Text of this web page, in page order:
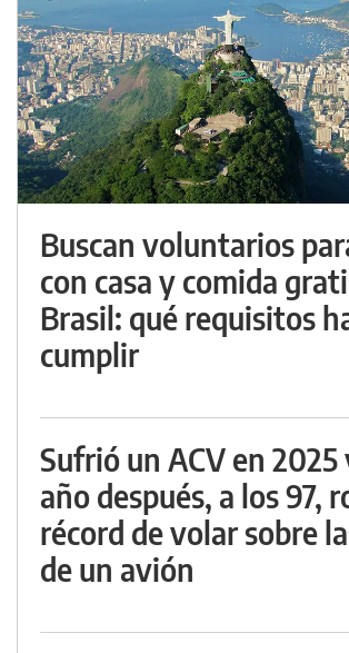
Buscan voluntarios
con casa y comida
Brasil: qué requisitos
cumplir
Sufrió un ACV en 2025
año después, a los 97,
récord de volar sobre
de un avión